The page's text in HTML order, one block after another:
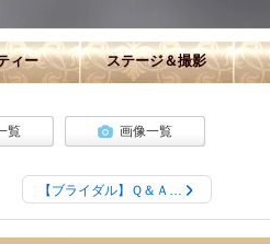
覧 画像一覧
【ブライダル】Ｑ＆Ａ…
ィー ステージ＆撮影